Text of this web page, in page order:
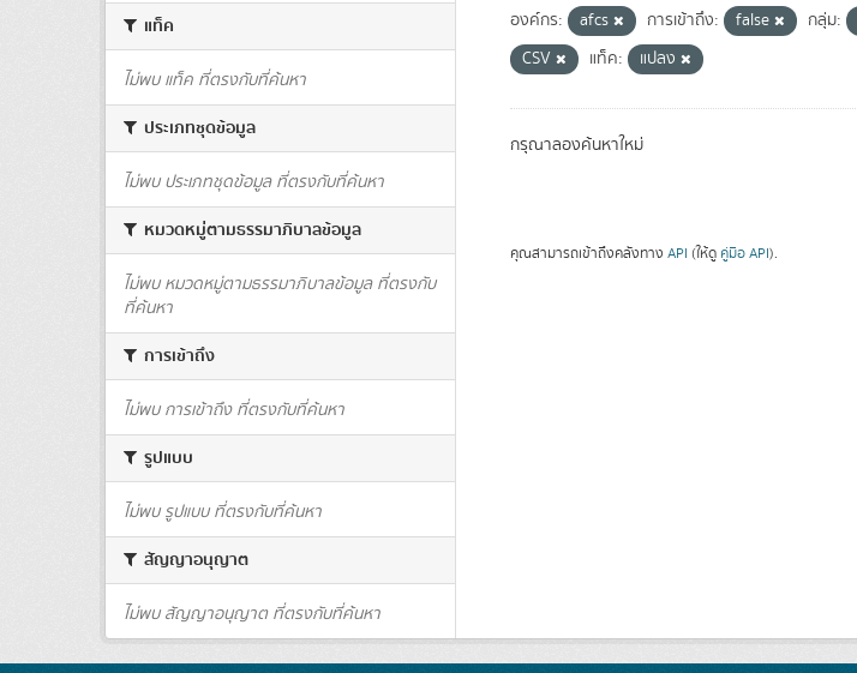
แท็ค
ไม่พบ แท็ค ที่ตรงกับที่ค้นหา
ประเภทชุดข้อมูล
ไม่พบ ประเภทชุดข้อมูล ที่ตรงกับที่ค้นหา
หมวดหมู่ตามธรรมาภิบาลข้อมูล
ไม่พบ หมวดหมู่ตามธรรมาภิบาลข้อมูล ที่ตรงกับ
ที่ค้นหา
การเข้าถึง
ไม่พบ การเข้าถึง ที่ตรงกับที่ค้นหา
รูปแบบ
ไม่พบ รูปแบบ ที่ตรงกับที่ค้นหา
สัญญาอนุญาต
ไม่พบ สัญญาอนุญาต ที่ตรงกับที่ค้นหา
องค์กร: afcs การเข้าถึง: false กลุ่ม:
CSV
แท็ค: แปลง
กรุณาลองค้นหาใหม่
คุณสามารถเข้าถึงคลังทาง API (ให้ดู คู่มือ API).